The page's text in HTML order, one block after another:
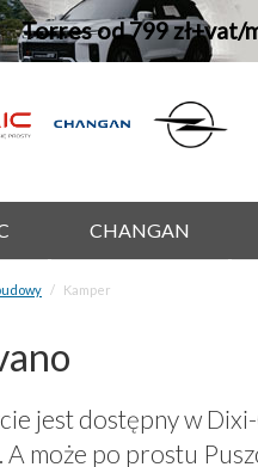
Torres od 799 zł+vat/
CHANGAN
Kamper
jest dostępny w
może po prostu